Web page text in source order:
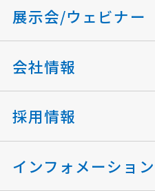
展示会/ウェビナー
会社情報
採用情報
インフォメーション